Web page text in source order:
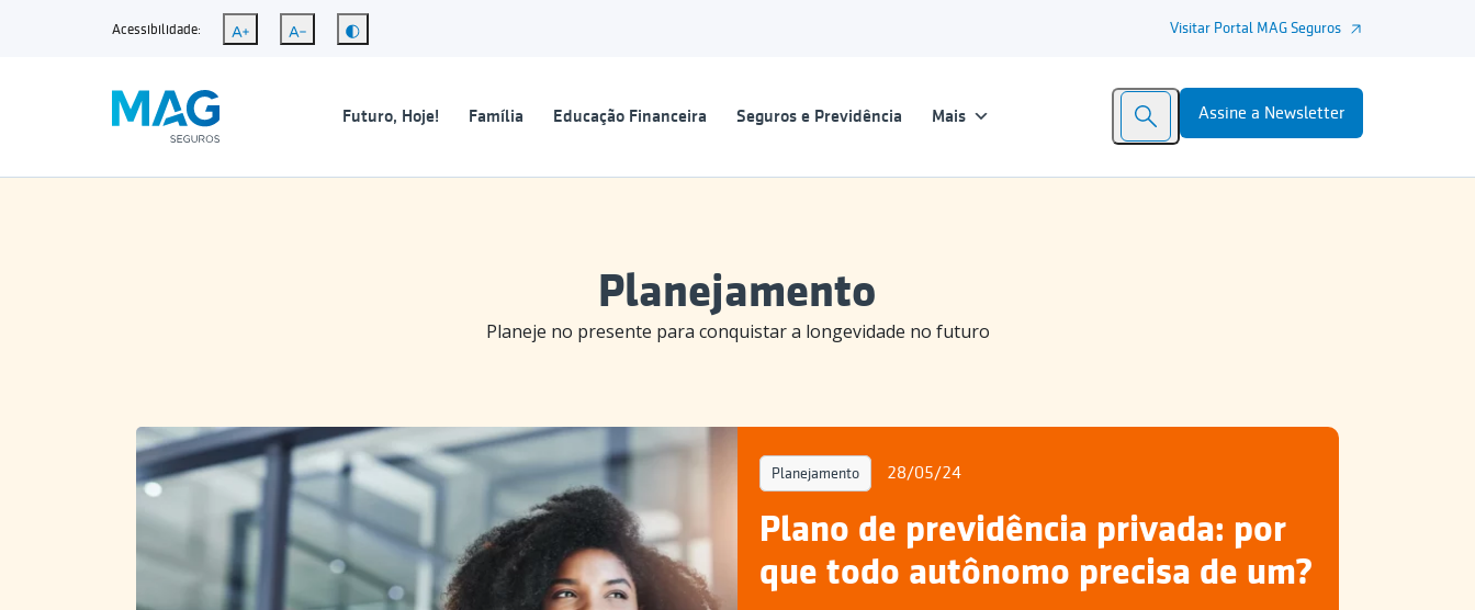
Acessibilidade: Visitar Portal MAG Seguros
Futuro, Hoje! Família Educação Financeira Seguros e Previdência Mais Assine a Newsletter
Planejamento
Planeje no presente para conquistar a longevidade no futuro
Planejamento 28/05/24
Plano de previdência privada: por
que todo autônomo precisa de um?